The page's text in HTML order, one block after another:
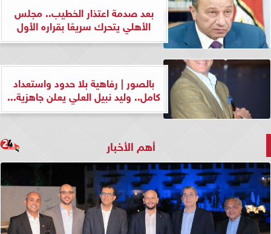
بعد صدمة اعتذار الخطيب.. مجلس
الأهلي يتحرك سريعًا بقراره الأول
بالصور | رفاهية بلا حدود واستعداد
كامل.. وليد نبيل العلي يعلن جاهزية...
أهم الأخبار